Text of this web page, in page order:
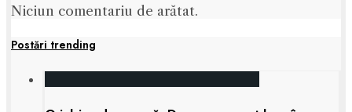
Niciun comentariu de arătat.
Postări trending